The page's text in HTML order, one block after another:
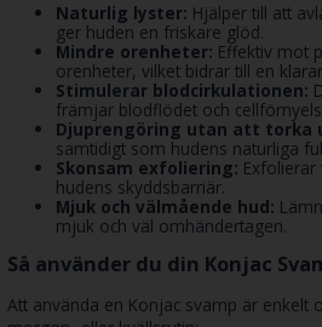
Naturlig lyster: Hjälper till att
ger huden en friskare glöd.
Mindre orenheter: Effektiv mot
orenheter, vilket bidrar till en
Stimulerar blodcirkulationen:
främjar blodflödet och
Djuprengöring utan att torka
samtidigt som hudens naturliga
Skonsam exfoliering:
hudens skyddsbarriär.
Mjuk och välmående hud:
mjuk och väl omhändertagen.
Så använder du din Konjac
Att använda en Konjac svamp är enkelt